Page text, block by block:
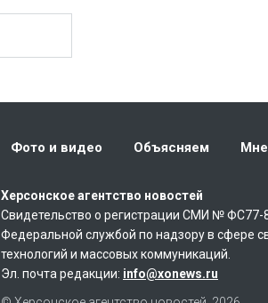
Фото и видео Объясняем
Херсонское агентство новостей
Свидетельство о регистрации СМИ № ФС77-
Федеральной службой по надзору в сфере
технологий и массовых коммуникаций.
Эл. почта редакции: info@xonews.ru